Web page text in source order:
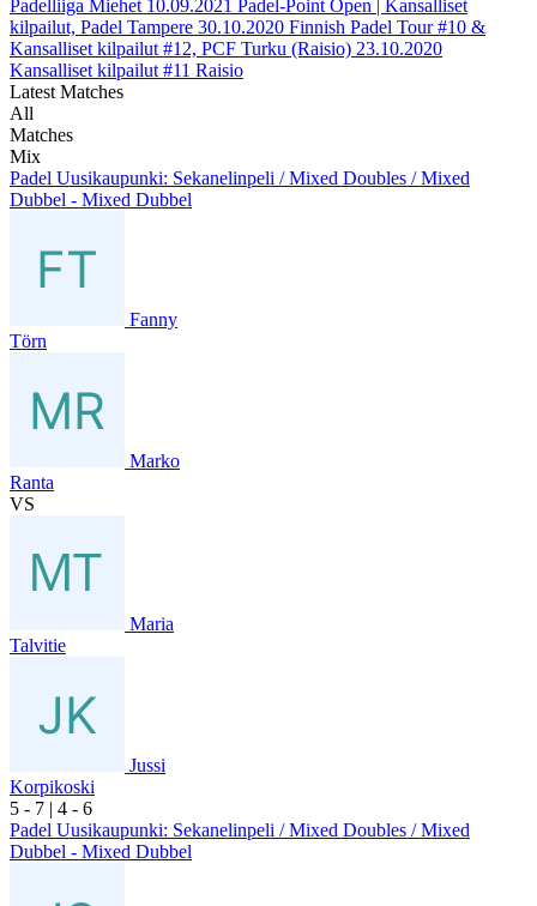
Padelliiga Miehet 10.09.2021
Padel-Point Open | Kansalliset
kilpailut, Padel Tampere 30.10.2020 Finnish Padel Tour #10 &
Kansalliset kilpailut #12, PCF Turku (Raisio) 23.10.2020
Kansalliset kilpailut #11 Raisio
Latest Matches
All
Matches
Mix
Padel Uusikaupunki: Sekanelinpeli / Mixed Doubles / Mixed
Dubbel - Mixed Dubbel
Fanny
Törn
Marko
Ranta
VS
Maria
Talvitie
Jussi
Korpikoski
5 - 7 | 4 - 6
Padel Uusikaupunki: Sekanelinpeli / Mixed Doubles / Mixed
Dubbel - Mixed Dubbel